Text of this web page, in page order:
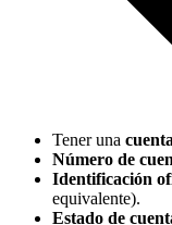
Tener una
Número de
Identificación
equivalente).
Estado de